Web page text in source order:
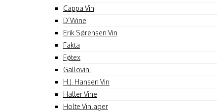
Cappa Vin
D’Wine
Erik Sørensen Vin
Fakta
Føtex
Gallovini
H.J. Hansen Vin
Haller Vine
Holte Vinlager